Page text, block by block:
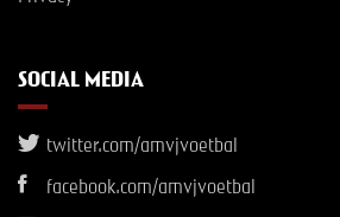
SOCIAL MEDIA
twitter.com/amvjvoetbal
facebook.com/amvjvoetbal